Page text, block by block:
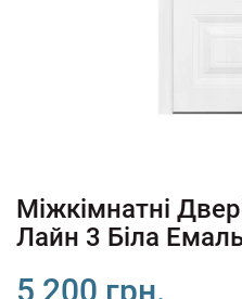
Міжкімнатні
Лайн 3 Біла
5 200 грн.